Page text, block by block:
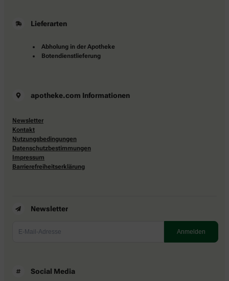
Lieferarten
Abholung in der Apotheke
Botendienstlieferung
apotheke.com Informationen
Newsletter
Kontakt
Nutzungsbedingungen
Datenschutzbestimmungen
Impressum
Barrierefreiheitserklärung
Newsletter
Social Media